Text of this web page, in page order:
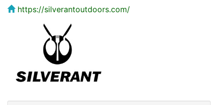
https://silverantoutdoors.com/